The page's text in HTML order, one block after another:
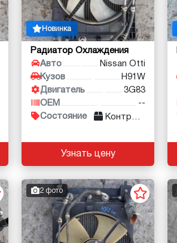
Новинка
Радиатор Охлаждения
Авто
Nissan Otti
Кузов
H91W
Двигатель
3G83
OEM
--
Состояние
Контракт
Узнать цену
2 фото